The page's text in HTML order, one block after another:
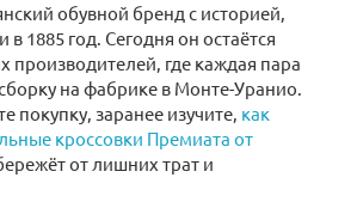
обувной бренд с историей,
1885 год. Сегодня он остаётся
производителей, где каждая пара
на фабрике в Монте-Уранио.
покупку, заранее изучите, как
кроссовки Премиата от
от лишних трат и